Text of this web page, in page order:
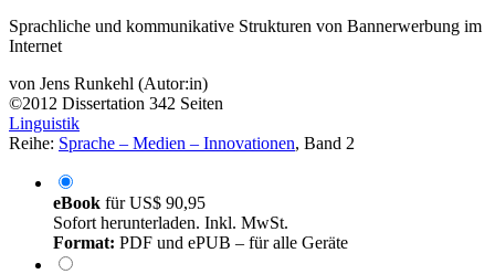
Sprachliche und kommunikative Strukturen von Bannerwerbung im
Internet
von Jens Runkehl (Autor:in)
©2012 Dissertation 342 Seiten
Linguistik
Reihe: Sprache – Medien – Innovationen, Band 2
eBook fürUS$ 90,95
Sofort herunterladen. Inkl. MwSt.
Format: PDF und ePUB – für alle Geräte